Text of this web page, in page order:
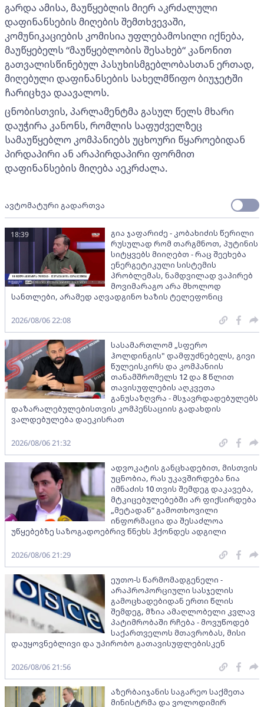
გარდა ამისა, მაუწყებლის მიერ აკრძალული
დაფინანსების მიღების შემთხვევაში,
კომუნიკაციების კომისია უფლებამოსილი იქნება,
მაუწყებელს “მაუწყებლობის შესახებ“ კანონით
გათვალისწინებულ პასუხისმგებლობასთან ერთად,
მიღებული დაფინანსების სახელმწიფო ბიუჯეტში
ჩარიცხვა დაავალოს.
ცნობისთვის, პარლამენტმა გასულ წელს მხარი
დაუჭირა კანონს, რომლის საფუძველზეც
სამაუწყებლო კომპანიებს უცხოური წყაროებიდან
პირდაპირი ან არაპირდაპირი ფორმით
დაფინანსების მიღება აეკრძალა.
ავტომატური გადართვა
გია ჯაფარიძე - კობახიძის წერილი
რუსულად რომ თარგმნოთ, პუტინის
სიტყვებს მიიღებთ - რაც შეეხება
ენერგეტიკული სისტემის
პრობლემას, ნამდვილად ვაპირებ
მოვიმარაგო არა მხოლოდ
სანთლები, არამედ აღვადგინო ხაზის ტელეფონიც
18:39
2026/08/06 22:08
სასამართლომ „სფერო
ჰოლდინგის" დამფუძნებელს, გივი
წულეისკირს და კომპანიის
თანამშრომელს 12 და 8 წლით
თავისუფლების აღკვეთა
განუსაზღვრა - მსჯავრდადებულებს
დაზარალებულებისთვის კომპენსაციის გადახდის
ვალდებულება დაეკისრათ
2026/08/06 21:32
ადვოკატის განცხადებით, მისთვის
უცნობია, რას უკავშირდება ნია
იმნაძის 10 თვის შემდეგ დაკავება,
მტკიცებულებებში არ ფიქსირდება
„მეტადან“ გამოთხოვილი
ინფორმაცია და შესაძლოა
უწყებებზე საზოგადოებრივ წნეხს ჰქონდეს ადგილი
2026/08/06 21:29
ეუთო-ს წარმომადგენელი -
არაპროპორციული სასჯელის
გამოცხადებიდან ერთი წლის
შემდეგ, მზია ამაღლობელი კვლავ
პატიმრობაში რჩება - მოვუწოდებ
საქართველოს მთავრობას, მისი
დაუყოვნებლივი და უპირობო გათავისუფლებისკენ
2026/08/06 21:56
აზერბაიჯანის საგარეო საქმეთა
მინისტრმა და ვოლოდიმირ